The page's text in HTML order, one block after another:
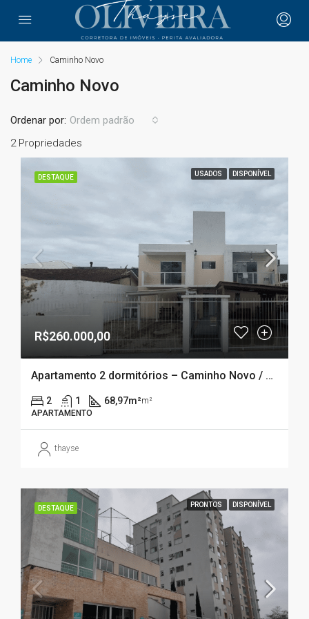
Home Caminho Novo
Caminho Novo
2 Propriedades
Ordenar por: Ordem padrão
DESTAQUE USADOS DISPONÍVEL
R$260.000,00
Apartamento 2 dormitórios – Caminho Novo / palhoça – SC
2 1 68,97m²m²
APARTAMENTO
thayse
DESTAQUE PRONTOS DISPONÍVEL